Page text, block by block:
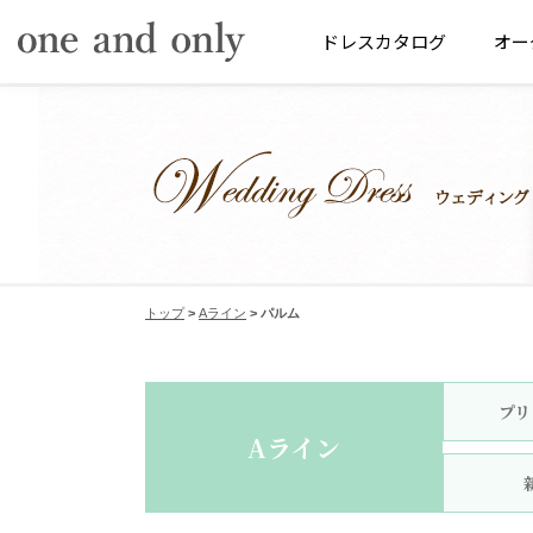
ドレスカタログ オ
トップ> Aライン > パルム
Aライン
プ